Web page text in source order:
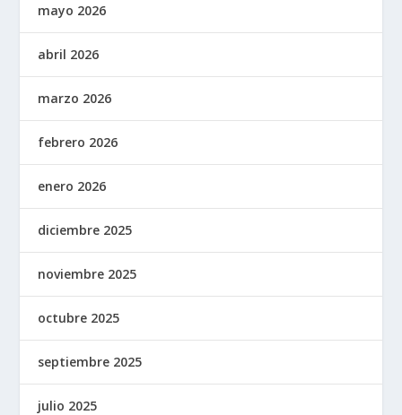
mayo 2026
abril 2026
marzo 2026
febrero 2026
enero 2026
diciembre 2025
noviembre 2025
octubre 2025
septiembre 2025
julio 2025